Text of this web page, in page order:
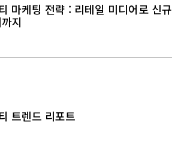
마케팅 전략 : 리테일 미디어로 신규
지
트렌드 리포트